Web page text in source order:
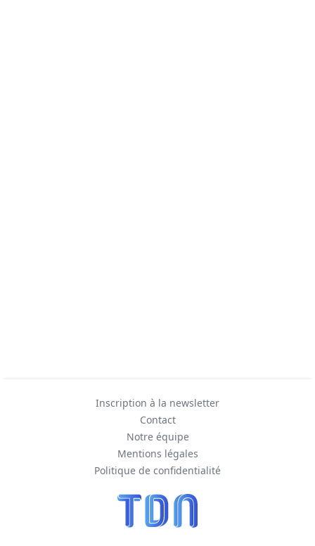
Inscription à la newsletter
Contact
Notre équipe
Mentions légales
Politique de confidentialité